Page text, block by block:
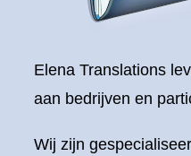
Elena Translations
aan bedrijven en
Wij zijn